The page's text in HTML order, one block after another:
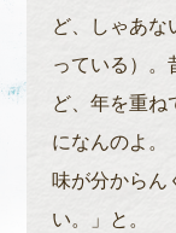
ど、しゃあな
っている）。
ど、年を重ね
になんのよ。
味が分からん
い。」と。